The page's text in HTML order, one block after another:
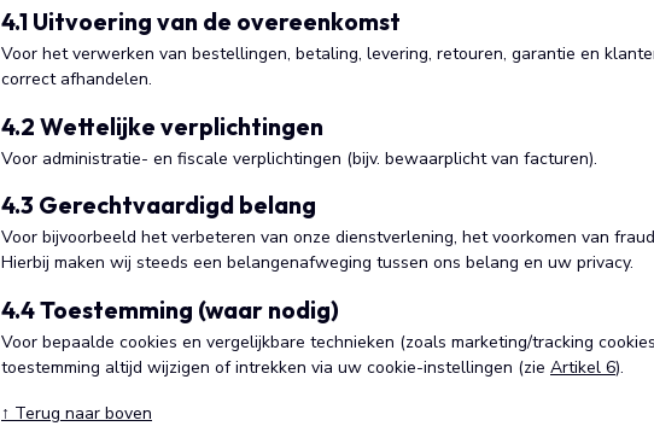
4.1 Uitvoering van de overeenkomst
Voor het verwerken van bestellingen, betaling, levering, retouren, garantie en
correct afhandelen.
4.2 Wettelijke verplichtingen
Voor administratie- en fiscale verplichtingen (bijv. bewaarplicht van facturen).
4.3 Gerechtvaardigd belang
Voor bijvoorbeeld het verbeteren van onze dienstverlening, het voorkomen van
Hierbij maken wij steeds een belangenafweging tussen ons belang en uw privacy.
4.4 Toestemming (waar nodig)
Voor bepaalde cookies en vergelijkbare technieken (zoals marketing/tracking
toestemming altijd wijzigen of intrekken via uw cookie-instellingen (zie Artikel 6).
↑ Terug naar boven